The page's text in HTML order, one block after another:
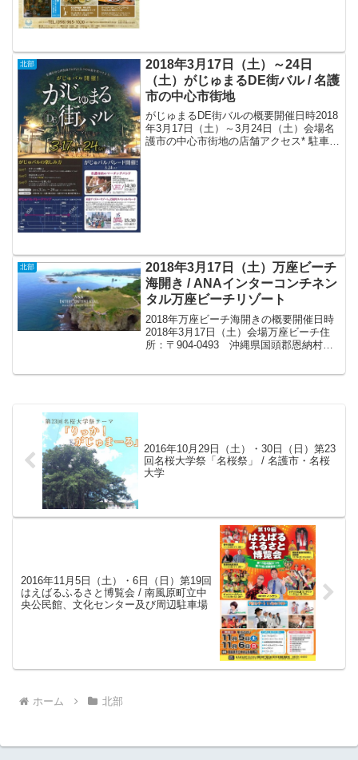
北部
2018年3月17日（土）～24日
（土）がじゅまるDE街バル / 名護
市の中心市街地
がじゅまるDE街バルの概要開催日時2018
年3月17日（土）～3月24日（土）会場名
護市の中心市街地の店舗アクセス* 駐車
北部
2018年3月17日（土）万座ビーチ
海開き / ANAインターコンチネン
タル万座ビーチリゾート
2018年万座ビーチ海開きの概要開催日時
2018年3月17日（土）会場万座ビーチ住
所：〒904-0493 沖縄県国頭郡恩納村字
2016年10月29日（土）・30日（日）第23
回名桜大学祭「名桜祭」 / 名護市・名桜
大学
2016年11月5日（土）・6日（日）第19回
はえばるふるさと博覧会 / 南風原町立中
央公民館、文化センター及び周辺駐車場
ホーム 北部